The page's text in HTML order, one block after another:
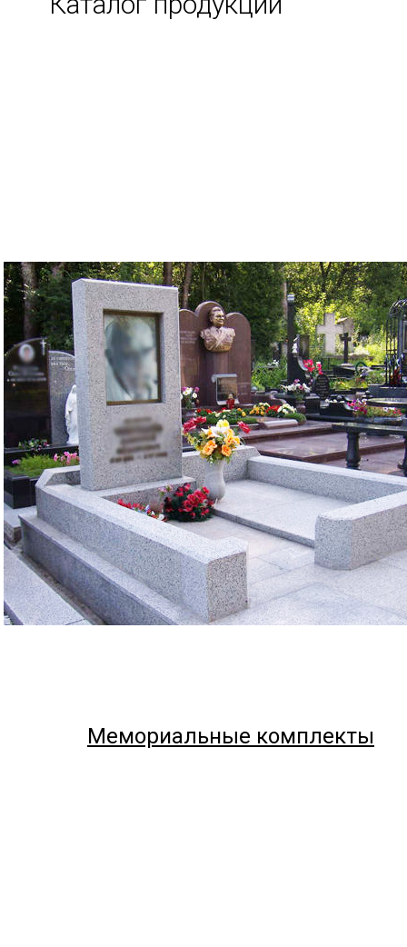
Мемориальные комплекты